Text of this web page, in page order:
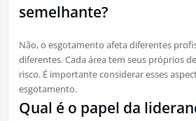
semelhante?
Não, o esgotamento afeta diferentes
diferentes. Cada área tem seus próprios
risco. É importante considerar esses
esgotamento.
Qual é o papel da